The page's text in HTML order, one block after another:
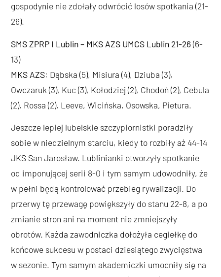
gospodynie nie zdołały odwrócić losów spotkania (21-
26).
SMS ZPRP I Lublin – MKS AZS UMCS Lublin 21-26(6-
13)
MKS AZS: Dąbska (5), Misiura (4), Dziuba (3),
Owczaruk (3), Kuc (3), Kołodziej (2), Chodoń (2), Cebula
(2), Rossa (2), Leeve, Wicińska, Osowska, Pietura.
Jeszcze lepiej lubelskie szczypiornistki poradziły
sobie w niedzielnym starciu, kiedy to rozbiły aż 44-14
JKS San Jarosław. Lublinianki otworzyły spotkanie
od imponującej serii 8-0 i tym samym udowodniły, że
w pełni będą kontrolować przebieg rywalizacji. Do
przerwy tę przewagę powiększyły do stanu 22-8, a po
zmianie stron ani na moment nie zmniejszyły
obrotów. Każda zawodniczka dołożyła cegiełkę do
końcowe sukcesu w postaci dziesiątego zwycięstwa
w sezonie. Tym samym akademiczki umocniły się na